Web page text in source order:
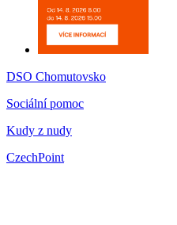
DSO Chomutovsko
Sociální pomoc
Kudy z nudy
CzechPoint